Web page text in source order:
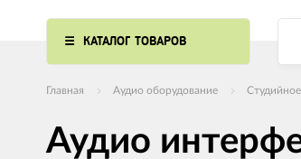
КАТАЛОГ ТОВАРОВ
Главная Аудио оборудование
Аудио